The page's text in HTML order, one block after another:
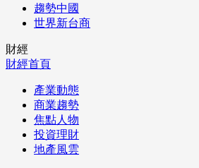
趨勢中國
世界新台商
財經
財經首頁
產業動態
商業趨勢
焦點人物
投資理財
地產風雲